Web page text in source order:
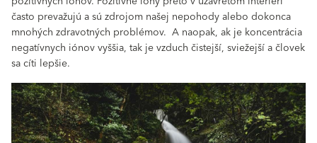
často prevažujú a sú zdrojom našej nepohody alebo dokonca
mnohých zdravotných problémov. A naopak, ak je koncentrácia
negatívnych iónov vyššia, tak je vzduch čistejší, sviežejší a človek
sa cíti lepšie.